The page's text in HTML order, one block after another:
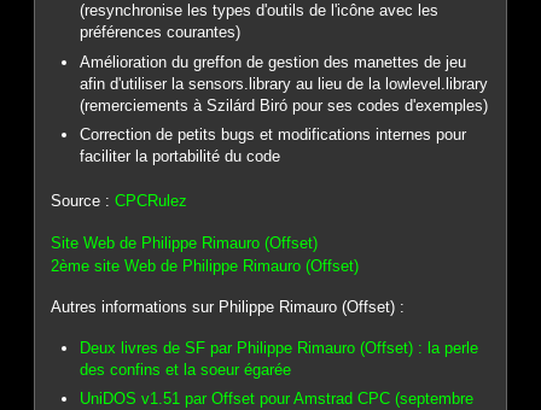
(resynchronise les types d'outils de l'icône avec les
préférences courantes)
Amélioration du greffon de gestion des manettes de jeu
afin d'utiliser la sensors.library au lieu de la lowlevel.library
(remerciements à Szilárd Biró pour ses codes d'exemples)
Correction de petits bugs et modifications internes pour
faciliter la portabilité du code
Source :CPCRulez
Site Web de Philippe Rimauro (Offset)
2ème site Web de Philippe Rimauro (Offset)
Autres informations sur Philippe Rimauro (Offset) :
Deux livres de SF par Philippe Rimauro (Offset) : la perle
des confins et la soeur égarée
UniDOS v1.51 par Offset pour Amstrad CPC (septembre